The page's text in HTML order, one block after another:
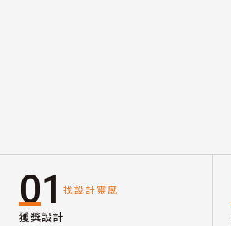
01 找設計靈感
獲獎設計